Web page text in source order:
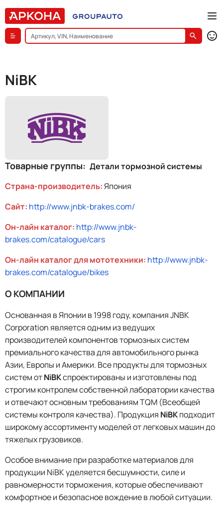
NiBK
Товарные группы
Детали тормозной системы
Страна-производитель:Япония
Cайт: http://www.jnbk-brakes.com/
Он-лайн каталог: http://www.jnbk-
brakes.com/catalogue/cars
Он-лайн каталог для мототехники: http://www.jnbk-
brakes.com/catalogue/bikes
О КОМПАНИИ
Основанная в Японии в 1998 году, компания JNBK
Corporation является одним из ведущих
производителей компонентов тормозных систем
премиального качества для автомобильного рынка
Азии, Европы и Америки. Все продукты для тормозных
систем отNiBKспроектированы и изготовлены под
строгим контролем собственной лаборатории качества
и отвечают основным требованиям TQM (Всеобщей
системы контроля качества). Продукция NiBKподходит
широкому ассортименту моделей от легковых машин до
тяжелых грузовиков.
Особое внимание при разработке материалов для
продукции NiBK уделяется бесшумности, силе и
равномерности торможения, которые обеспечивают
комфортное и безопасное вождение в любой ситуации.